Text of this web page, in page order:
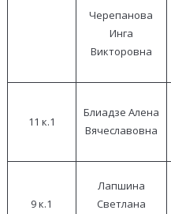
Черепанова
Инга
Викторовна
11 к.1
Блиадзе Алена
Вячеславовна
9 к.1
Лапшина
Светлана